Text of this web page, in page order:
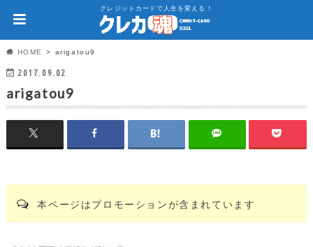
クレジットカードで人生を変える！
HOME arigatou9
2017.09.02
arigatou9
本ページはプロモーションが含まれています